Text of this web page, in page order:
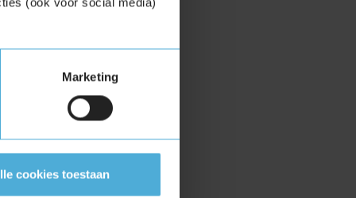
Marketing
cookies toestaan